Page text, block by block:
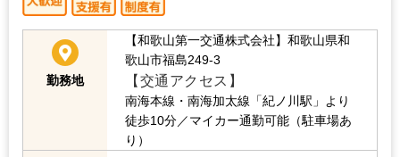
勤務地
【和歌山第一交通株式会社】和歌山県和
歌山市福島249-3
【交通アクセス】
南海本線・南海加太線「紀ノ川駅」より
徒歩10分／マイカー通勤可能（駐車場あ
り）